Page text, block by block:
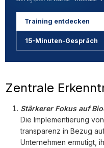
Training entdecken
15-Minuten-Gespräch
Zentrale
Stärkerer Fokus auf
Die Implementierung
transparenz in Bezug
Unternehmen ermutigt,